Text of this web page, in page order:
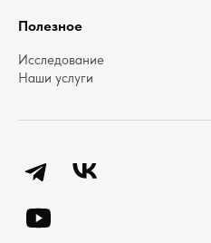
Полезное
Исследование
Наши услуги
TelegramВКонтакте
YouTube